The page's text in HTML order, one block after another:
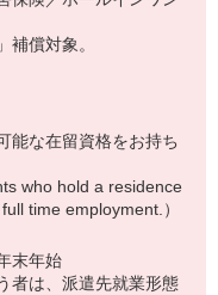
償対象。
能な在留資格をお持ち
who hold a residence
time employment.）
末年始
者は、派遣先就業形態